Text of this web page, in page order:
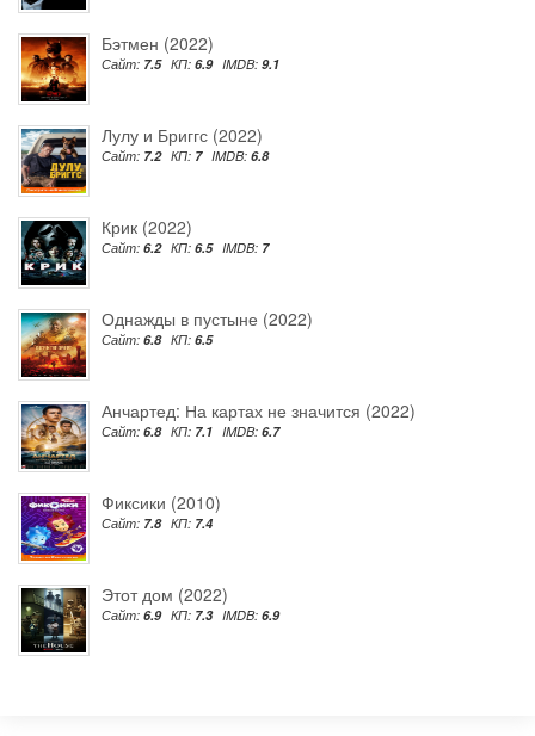
Бэтмен (2022)
Сайт: 7.5 КП: 6.9 IMDB: 9.1
Лулу и Бриггс (2022)
Сайт: 7.2 КП: 7 IMDB: 6.8
Крик (2022)
Сайт: 6.2 КП: 6.5 IMDB: 7
Однажды в пустыне (2022)
Сайт: 6.8 КП: 6.5
Анчартед: На картах не значится (2022)
Сайт: 6.8 КП: 7.1 IMDB: 6.7
Фиксики (2010)
Сайт: 7.8 КП: 7.4
Этот дом (2022)
Сайт: 6.9 КП: 7.3 IMDB: 6.9